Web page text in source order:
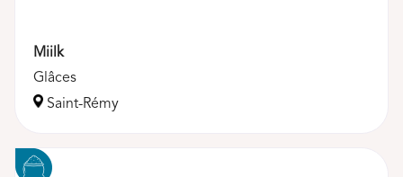
Miilk
Glâces
Saint-Rémy